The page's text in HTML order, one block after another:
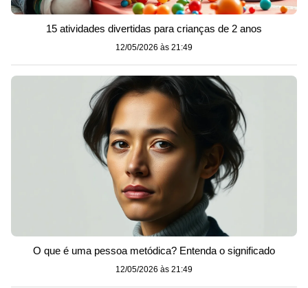
15 atividades divertidas para crianças de 2 anos
12/05/2026 às 21:49
O que é uma pessoa metódica? Entenda o significado
12/05/2026 às 21:49